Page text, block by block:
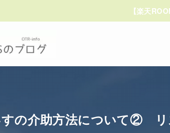
【楽天
の介助方法について② リ